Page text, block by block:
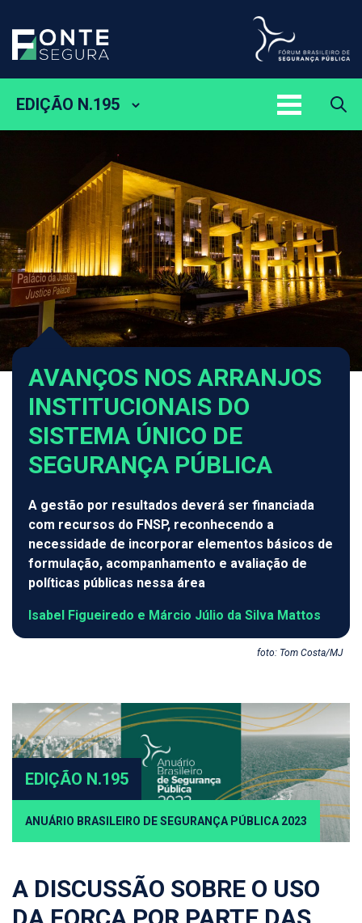
EDIÇÃO N.195
AVANÇOS NOS ARRANJOS
INSTITUCIONAIS DO
SISTEMA ÚNICO DE
SEGURANÇA PÚBLICA
A gestão por resultados deverá ser financiada
com recursos do FNSP, reconhecendo a
necessidade de incorporar elementos básicos de
formulação, acompanhamento e avaliação de
políticas públicas nessa área
Isabel Figueiredo e Márcio Júlio da Silva Mattos
foto: Tom Costa/MJ
EDIÇÃO N.195
ANUÁRIO BRASILEIRO DE SEGURANÇA PÚBLICA 2023
A DISCUSSÃO SOBRE O USO